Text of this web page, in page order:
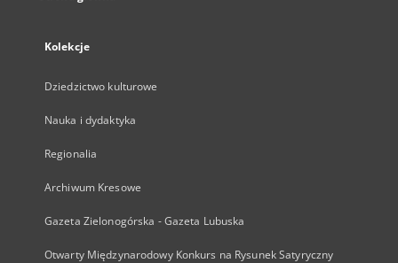
Kolekcje
Dziedzictwo kulturowe
Nauka i dydaktyka
Regionalia
Archiwum Kresowe
Gazeta Zielonogórska - Gazeta Lubuska
Otwarty Międzynarodowy Konkurs na Rysunek Satyryczny